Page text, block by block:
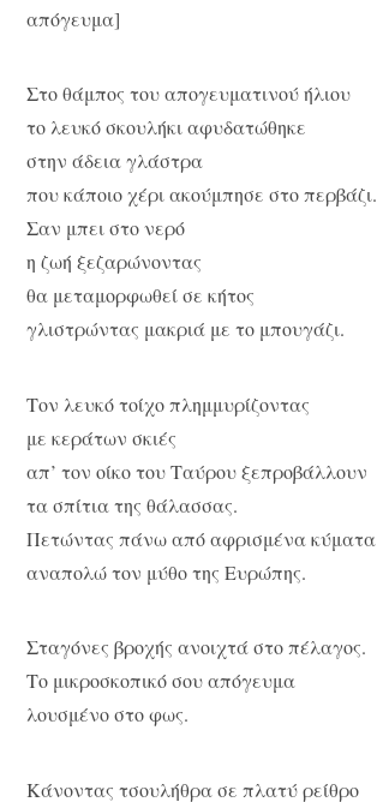
απόγευμα]
Στο θάμπος του απογευματινού ήλιου
το λευκό σκουλήκι αφυδατώθηκε
στην άδεια γλάστρα
που κάποιο χέρι ακούμπησε στο περβάζι.
Σαν μπει στο νερό
η ζωή ξεζαρώνοντας
θα μεταμορφωθεί σε κήτος
γλιστρώντας μακριά με το μπουγάζι.
Τον λευκό τοίχο πλημμυρίζοντας
με κεράτων σκιές
απ’ τον οίκο του Ταύρου ξεπροβάλλουν
τα σπίτια της θάλασσας.
Πετώντας πάνω από αφρισμένα κύματα
αναπολώ τον μύθο της Ευρώπης.
Σταγόνες βροχής ανοιχτά στο πέλαγος.
Το μικροσκοπικό σου απόγευμα
λουσμένο στο φως.
Κάνοντας τσουλήθρα σε πλατύ ρείθρο